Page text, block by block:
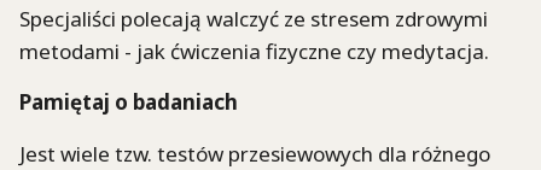
Specjaliści polecają walczyć ze stresem zdrowymi
metodami - jak ćwiczenia fizyczne czy medytacja.
Pamiętaj o badaniach
Jest wiele tzw. testów przesiewowych dla różnego